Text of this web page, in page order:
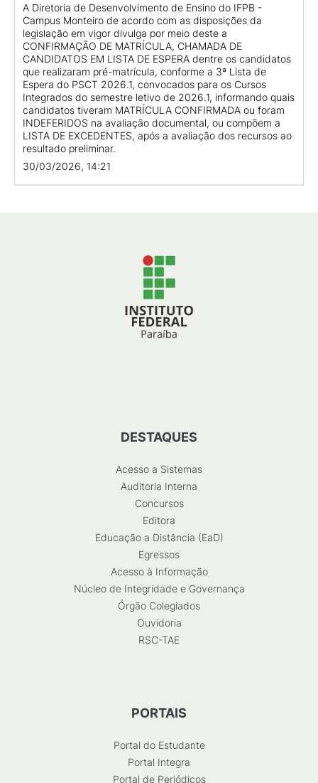
A Diretoria de Desenvolvimento de Ensino do IFPB -
Campus Monteiro de acordo com as disposições da
legislação em vigor divulga por meio deste a
CONFIRMAÇÃO DE MATRÍCULA, CHAMADA DE
CANDIDATOS EM LISTA DE ESPERA dentre os candidatos
que realizaram pré-matrícula, conforme a 3ª Lista de
Espera do PSCT 2026.1, convocados para os Cursos
Integrados do semestre letivo de 2026.1, informando quais
candidatos tiveram MATRÍCULA CONFIRMADA ou foram
INDEFERIDOS na avaliação documental, ou compõem a
LISTA DE EXCEDENTES, após a avaliação dos recursos ao
resultado preliminar.
30/03/2026, 14:21
DESTAQUES
Acesso a Sistemas
Auditoria Interna
Concursos
Editora
Educação a Distância (EaD)
Egressos
Acesso à Informação
Núcleo de Integridade e Governança
Órgão Colegiados
Ouvidoria
RSC-TAE
PORTAIS
Portal do Estudante
Portal Integra
Portal de Periódicos